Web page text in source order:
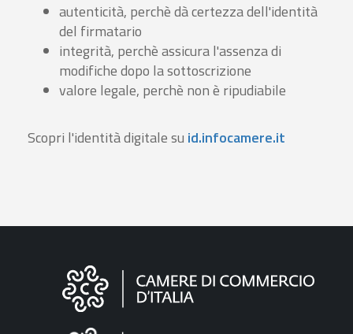
autenticità, perchè dà certezza dell'identità
del firmatario
integrità, perchè assicura l'assenza di
modifiche dopo la sottoscrizione
valore legale, perchè non è ripudiabile
Scopri l'identità digitale su id.infocamere.it
Informazioni